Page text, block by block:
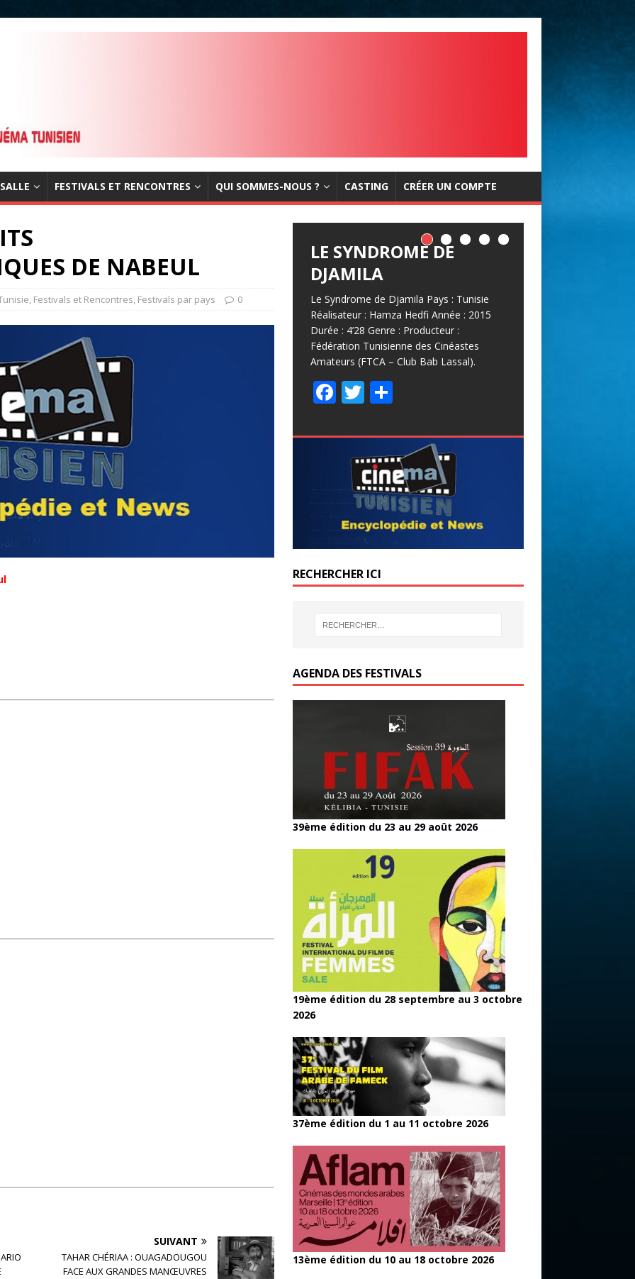
FESTIVALS ET RENCONTRES QUI SOMMES-NOUS ? CASTING CRÉER UN COMPTE
DE NABEUL
, Festivals et Rencontres, Festivals par pays 0
SUIVANT
TAHAR CHÉRIAA : OUAGADOUGOU
FACE AUX GRANDES MANŒUVRES
LE SYNDROME DE
DJAMILA
Le Syndrome de Djamila Pays : Tunisie
Réalisateur : Hamza Hedfi Année : 2015
Durée : 4’28 Genre : Producteur :
Fédération Tunisienne des Cinéastes
Amateurs (FTCA – Club Bab Lassal).
F
e
k
T
itt
er
P
ta
g
er
RECHERCHER ICI
AGENDA DES FESTIVALS
39ème édition du 23 au 29 août 2026
19ème édition du 28 septembre au 3 octobre
2026
37ème édition du 1 au 11 octobre 2026
13ème édition du 10 au 18 octobre 2026